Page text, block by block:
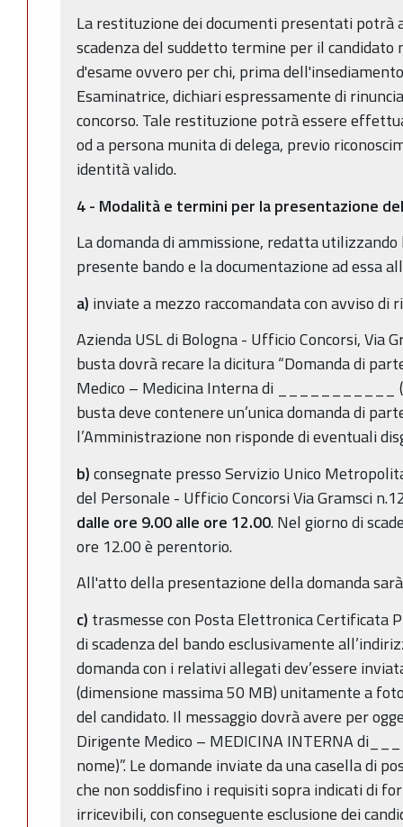
La restituzione dei documenti presentati potrà
scadenza del suddetto termine per il
d'esame ovvero per chi, prima
Esaminatrice, dichiari espressamente di
concorso. Tale restituzione potrà essere
od a persona munita di delega, previo
identità valido.
4 - Modalità e termini per la presentazione
La domanda di ammissione, redatta
presente bando e la documentazione ad essa
a) inviate a mezzo raccomandata con avviso di
Azienda USL di Bologna - Ufficio Concorsi, Via
busta dovrà recare la dicitura “Domanda di
Medico – Medicina Interna di ___________
busta deve contenere un’unica domanda di
l’Amministrazione non risponde di eventuali
b)consegnate presso Servizio Unico
del Personale - Ufficio Concorsi Via Gramsci
dalle ore 9.00 alle ore 12.00. Nel giorno di
ore 12.00 è perentorio.
All'atto della presentazione della domanda
c) trasmesse con Posta Elettronica Certificata
di scadenza del bando esclusivamente
domanda con i relativi allegati dev’essere
(dimensione massima 50 MB) unitamente a
del candidato. Il messaggio dovrà avere per
Dirigente Medico – MEDICINA INTERNA
nome)”. Le domande inviate da una casella di
che non soddisfino i requisiti sopra indicati di
irricevibili, con conseguente esclusione dei